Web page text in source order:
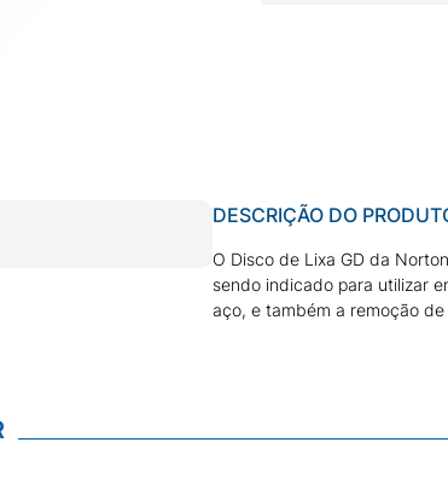
DESCRIÇÃO DO
O Disco de Lixa GD da
sendo indicado para utilizar
aço, e também a remoção